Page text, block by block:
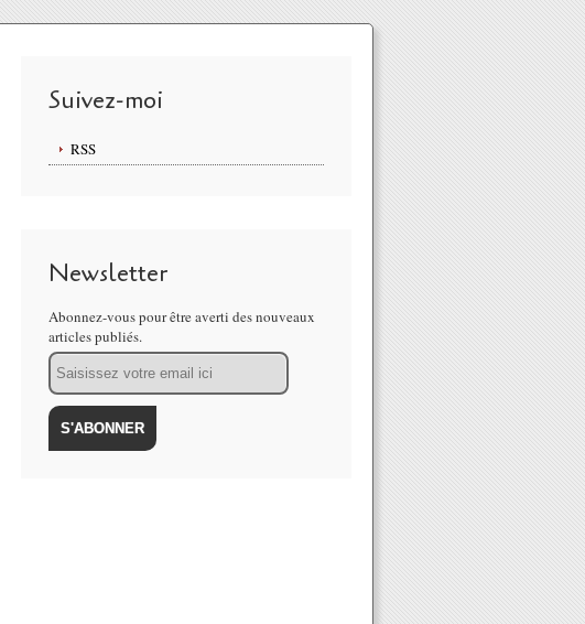
Suivez-moi
RSS
Newsletter
Abonnez-vous pour être averti des nouveaux
articles publiés.
Email